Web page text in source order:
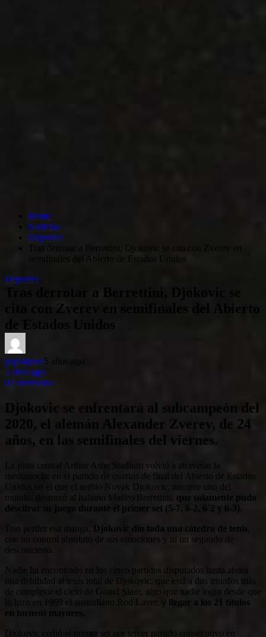
Home
Noticias
Deportes
semifinales del Abierto de Estados Unidos
Deportes
Tras derrotar a Berrettini, Djokovic se
cita con Zverev en semifinales del Abierto
de Estados Unidos
papialpaes 5 años ago
5 años ago
0 Comments
Djokovic se enfrentará al subcampeón del
2020, el alemán Alexander Zverev, de 24
años, en las semifinales del viernes.
La pista central Arthur Ashe Stadium volvió a atravesar la
medianoche en el partido de cuartos de final del Abierto de Estados
Unidos en el que el serbio Novak Djokovic, número uno del
mundo, destrozó al italiano Matteo Berrettini, que solamente pudo
descifrar su juego durante el primer set (5-7, 6-2, 6´2 y 6-3).
Tras perder esa manga,
Djokovic dio toda una cátedra de tenis
con un control absoluto de sus emociones y ni un segundo de
desconcierto.
Nadie ha encontrado en los cinco partidos disputados hasta ahora
una debilidad al tenis total de Djokovic, que está a dos triunfos más
de completar el ciclo de Grand Slam, algo que nadie logra desde que
lo hizo en 1969 el australiano Rod Laver, y llegar a los 21 títulos
Djokovic cedió el primer set por tercer partido consecutivo en